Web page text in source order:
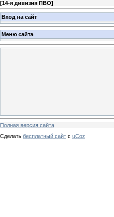
[14-я дивизия ПВО]
Вход на сайт
Меню сайта
Полная версия сайта
Сделать бесплатный сайт с uCoz